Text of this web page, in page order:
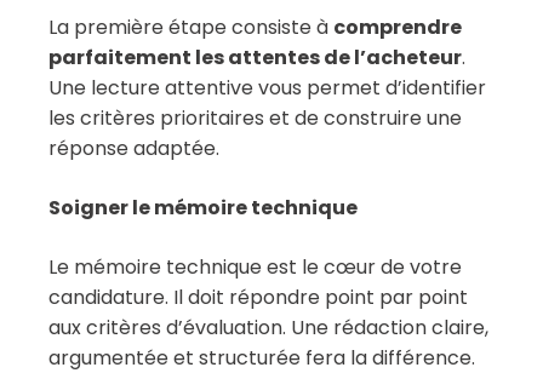
La première étape consiste à comprendre
parfaitement les attentes de l’acheteur.
Une lecture attentive vous permet d’identifier
les critères prioritaires et de construire une
réponse adaptée.
Soigner le mémoire technique
Le mémoire technique est le cœur de votre
candidature. Il doit répondre point par point
aux critères d’évaluation. Une rédaction claire,
argumentée et structurée fera la différence.